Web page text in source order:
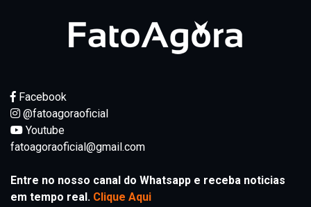
Facebook
@fatoagoraoficial
Youtube
fatoagoraoficial@gmail.com
Entre no nosso canal do Whatsapp e receba noticias
em tempo real. Clique Aqui